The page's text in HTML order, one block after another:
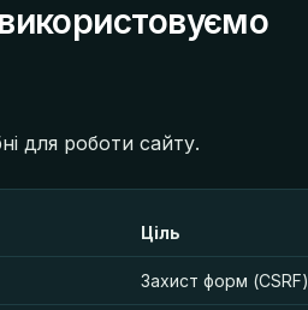
для роботи сайту.
Ціль
Захист форм (CSRF)